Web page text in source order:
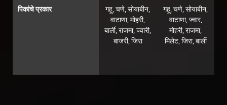
पिकांचे प्रकार
गहू, चणे, सोयाबीन,
वाटाणा, मोहरी,
बार्ली, राजमा, ज्वारी,
बाजरी, जिरा
गहू, चणे, सोयाबीन,
वाटाणा, ज्वार,
मोहरी, राजमा,
मिलेट, जिरा, बार्ली